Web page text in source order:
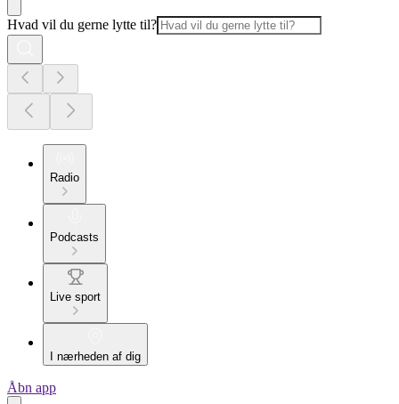
Hvad vil du gerne lytte til?
Radio
Podcasts
Live sport
I nærheden af dig
Åbn app